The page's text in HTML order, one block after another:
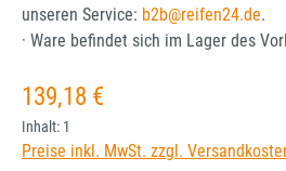
unseren Service: b2b@reifen24.de.
· Ware befindet sich im Lager des
Regulärer Preis:
139,18 €
Inhalt: 1
Preise inkl. MwSt. zzgl.